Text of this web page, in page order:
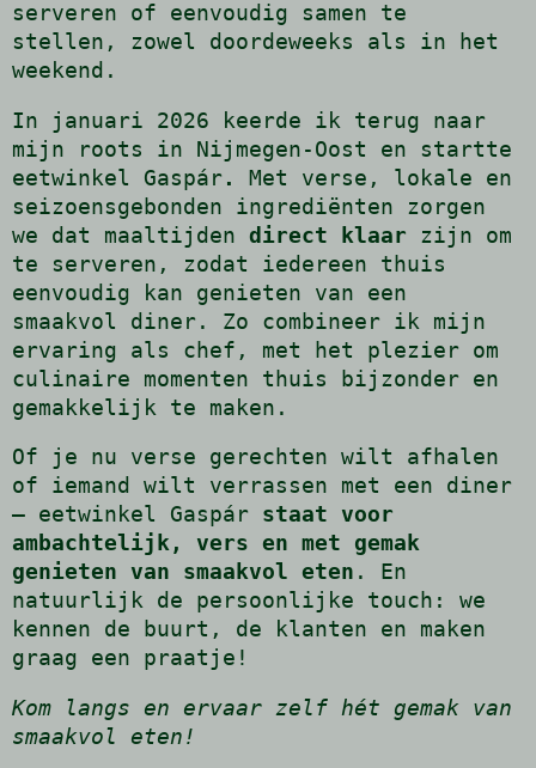
serveren of eenvoudig samen te
stellen, zowel doordeweeks als in het
weekend.
In januari 2026 keerde ik terug naar
mijn roots in Nijmegen-Oost en startte
eetwinkel Gaspár .
Met verse, lokale en
seizoensgebonden ingrediënten zorgen
we dat maaltijden direct klaar zijn om
te serveren, zodat iedereen thuis
eenvoudig kan genieten van een
smaakvol diner. Zo combineer ik mijn
ervaring als chef, met het plezier om
culinaire momenten thuis bijzonder en
gemakkelijk te maken.
Of je nu verse gerechten wilt afhalen
of iemand wilt verrassen met een diner
– eetwinkel Gaspár staat voor
ambachtelijk, vers en met gemak
genieten van smaakvol eten . En
natuurlijk de persoonlijke touch: we
kennen de buurt, de klanten en maken
graag een praatje!
Kom langs en ervaar zelf hét gemak van
smaakvol eten!